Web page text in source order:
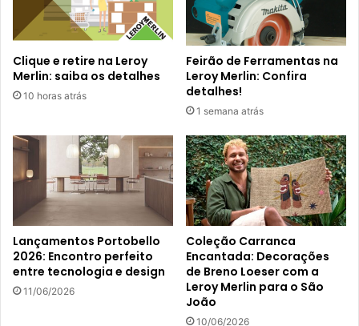
Clique e retire na Leroy
Merlin: saiba os detalhes
10 horas atrás
Feirão de Ferramentas na
Leroy Merlin: Confira
detalhes!
1 semana atrás
Lançamentos Portobello
2026: Encontro perfeito
entre tecnologia e design
11/06/2026
Coleção Carranca
Encantada: Decorações
de Breno Loeser com a
Leroy Merlin para o São
João
10/06/2026